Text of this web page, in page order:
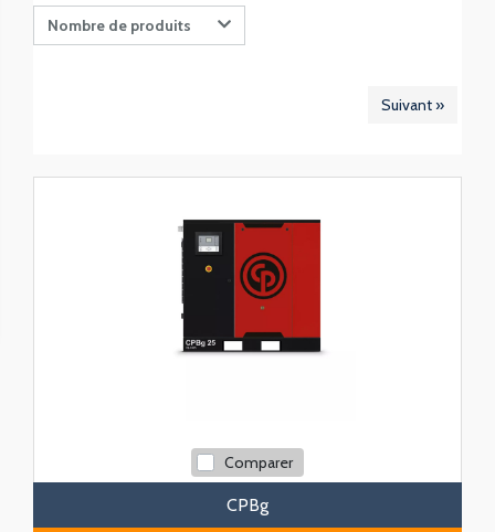
Nombre de produits
Suivant »
Comparer
CPBg